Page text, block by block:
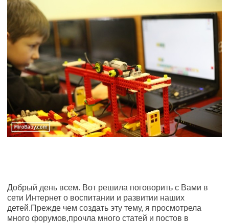
Добрый день всем. Вот решила поговорить с Вами в
сети Интернет о воспитании и развитии наших
детей.Прежде чем создать эту тему, я просмотрела
много форумов,прочла много статей и постов в